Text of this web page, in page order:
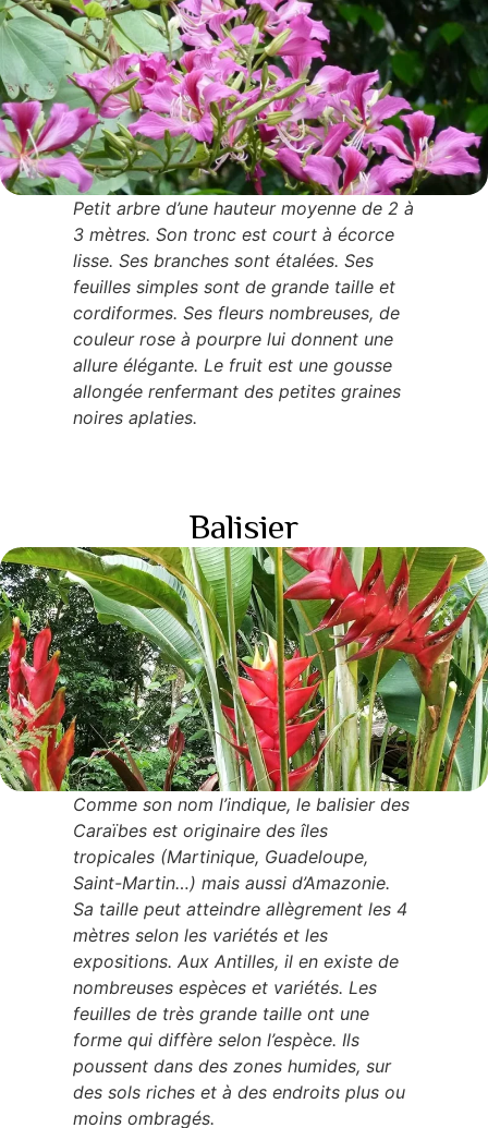
Petit arbre d’une hauteur moyenne de 2 à
3 mètres. Son tronc est court à écorce
lisse. Ses branches sont étalées. Ses
feuilles simples sont de grande taille et
cordiformes. Ses fleurs nombreuses, de
couleur rose à pourpre lui donnent une
allure élégante. Le fruit est une gousse
allongée renfermant des petites graines
noires aplaties.
Balisier
Comme son nom l’indique, le balisier des
Caraïbes est originaire des îles
tropicales (Martinique, Guadeloupe,
Saint-Martin…) mais aussi d’Amazonie.
Sa taille peut atteindre allègrement les 4
mètres selon les variétés et les
expositions. Aux Antilles, il en existe de
nombreuses espèces et variétés. Les
feuilles de très grande taille ont une
forme qui diffère selon l’espèce. Ils
poussent dans des zones humides, sur
des sols riches et à des endroits plus ou
moins ombragés.